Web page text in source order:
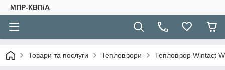
МПР-КВПіА
Товари та послуги Тепловізори Тепловізор Wintact